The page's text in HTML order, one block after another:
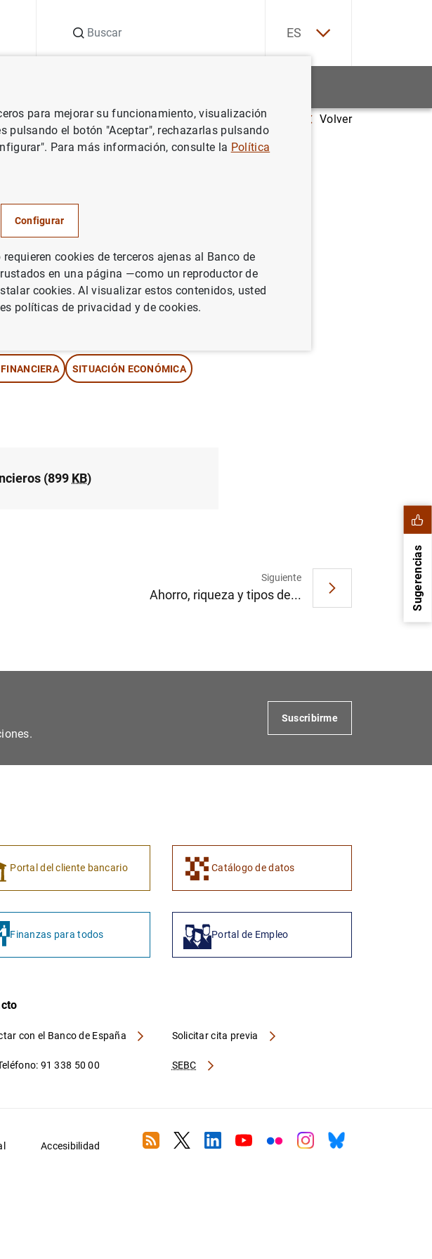
ES
supervisión de los conglomerados financieros Volver
financieros
SITUACIÓN ECONÓMICA
(899 KB)
Siguiente
Ahorro, riqueza y tipos de... Sugerencias
1
Suscribirme
Portal del cliente bancario Catálogo de datos
Finanzas para todos Portal de Empleo
con el Banco de España
SEBC
Solicitar cita previa
91 338 50 00
Accesibilidad RSS TwitterLinkedin
YoutubeFlickrInstagram
Bluesky
para mejorar su funcionamiento, visualización
pulsando el botón "Aceptar", rechazarlas pulsando
Para más información, consulte la Política
Configurar
cookies de terceros ajenas al Banco de
en una página —como un reproductor de
cookies. Al visualizar estos contenidos, usted
políticas de privacidad y de cookies.